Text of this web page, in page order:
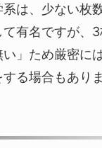
は、少ない枚
有名ですが、
い」ため厳密に
る場合もありま